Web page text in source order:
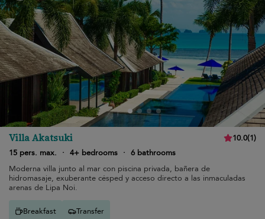
Villa Akatsuki 10.0(1)
15 pers. max.
· 4+ bedrooms · 6 bathrooms
Moderna villa junto al mar con piscina privada, bañera de
hidromasaje, exuberante césped y acceso directo a las inmaculadas
arenas de Lipa Noi.
Breakfast Transfer